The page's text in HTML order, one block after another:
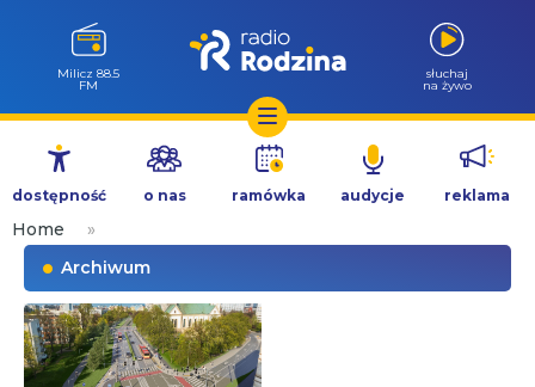
Przejdź
treści
Milicz 88.5
FM
słuchaj
na żywo
dostępność o nas ramówka audycje reklama
Home
»
Archiwum